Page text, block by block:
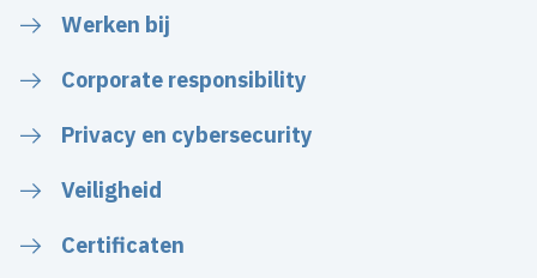
Werken bij
Corporate responsibility
Privacy en cybersecurity
Veiligheid
Certificaten